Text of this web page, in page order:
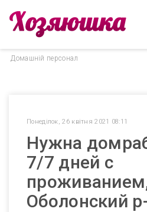
Домашнiй персонал
Понеділок, 26 квітня 2021 08:11
Нужна
7/7 дней с
Оболонский